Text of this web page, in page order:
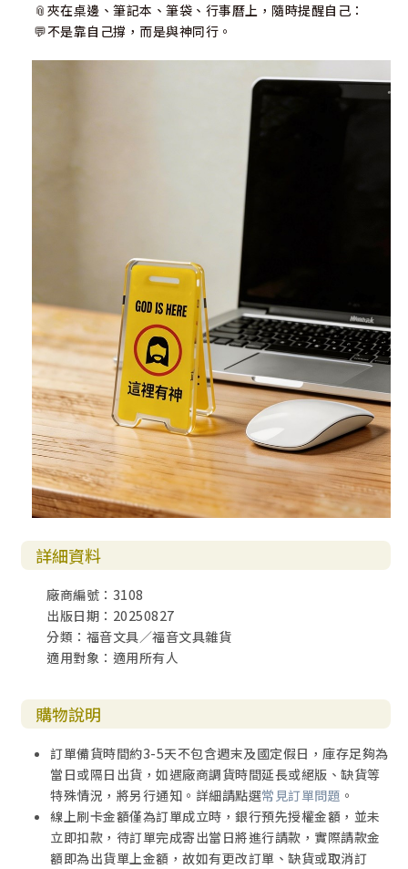
📎夾在桌邊、筆記本、筆袋、行事曆上，隨時提醒自己：
💬不是靠自己撐，而是與神同行。
詳細資料
廠商編號：3108
出版日期：20250827
分類：福音文具／福音文具雜貨
適用對象：適用所有人
購物說明
訂單備貨時間約3-5天不包含週末及國定假日，庫存足夠為
當日或隔日出貨，如遇廠商調貨時間延長或絕版、缺貨等
特殊情況，將另行通知。詳細請點選常見訂單問題 。
線上刷卡金額僅為訂單成立時，銀行預先授權金額，並未
立即扣款，待訂單完成寄出當日將進行請款，實際請款金
額即為出貨單上金額，故如有更改訂單、缺貨或取消訂